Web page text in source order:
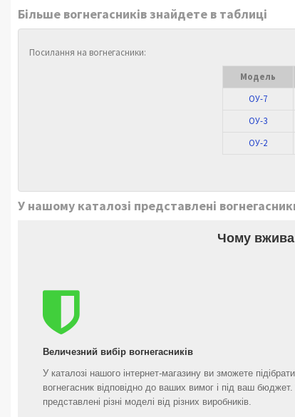
Більше вогнегасників знайдете в таблиці
Посилання на вогнегасники:
Модель
ОУ-7
ОУ-3
ОУ-2
У нашому каталозі представлені
Чому
Величезний вибір вогнегасників
У каталозі нашого інтернет-магазину ви зможете підібрати
вогнегасник відповідно до ваших вимог і під ваш
представлені різні моделі від різних виробників.